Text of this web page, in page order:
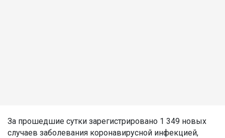
За прошедшие сутки зарегистрировано 1 349 новых
случаев заболевания коронавирусной инфекцией,